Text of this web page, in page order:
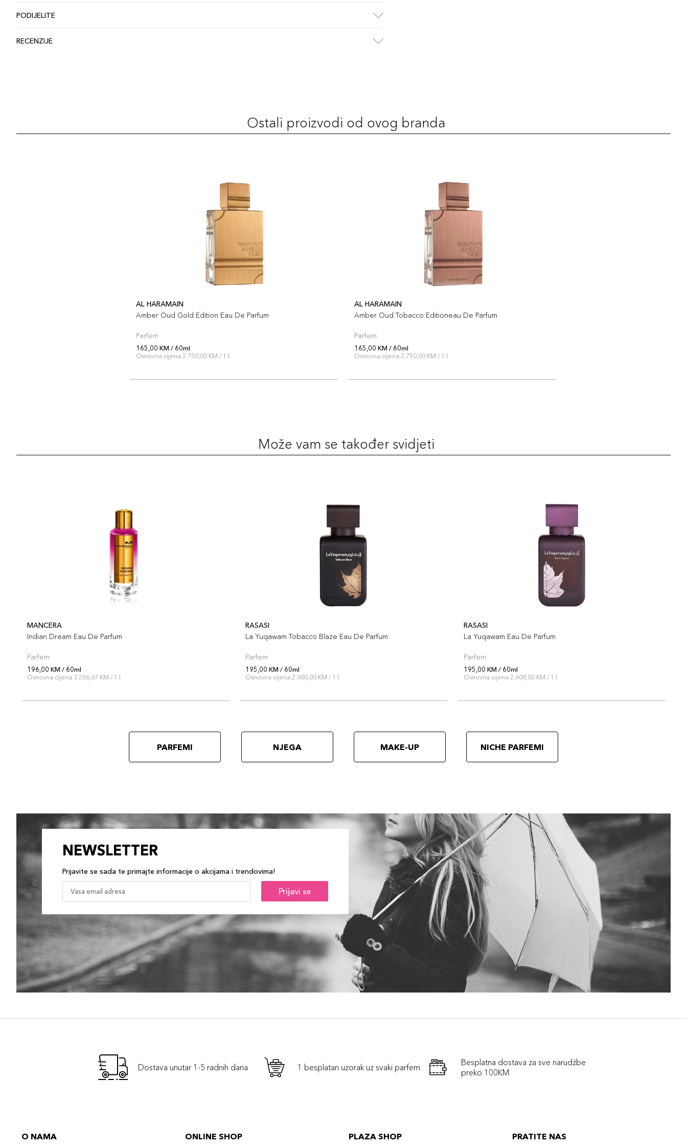
PODIJELITE
RECENZIJE
Ostali proizvodi od ovog branda
AL HARAMAIN
Amber Oud Gold Edition Eau De Parfum
Parfem
165,00 KM / 60ml
Osnovna cijena 2.750,00 KM / 1 l
AL HARAMAIN
Amber Oud Tobacco Editioneau De Parfum
Parfem
165,00 KM / 60ml
Osnovna cijena 2.750,00 KM / 1 l
Može vam se također svidjeti
MANCERA
Indian Dream Eau De Parfum
Parfem
196,00 KM / 60ml
Osnovna cijena 3.266,67 KM / 1 l
RASASI
La Yuqawam Tobacco Blaze Eau De Parfum
Parfem
195,00 KM / 60ml
Osnovna cijena 2.600,00 KM / 1 l
RASASI
La Yuqawam Eau De Parfum
Parfem
195,00 KM / 60ml
Osnovna cijena 2.600,00 KM / 1 l
PARFEMI NJEGA MAKE-UP NICHE PARFEMI
NEWSLETTER
Prijavite se sada te primajte informacije o akcijama i trendovima!
Prijavi se
Dostava unutar 1-5 radnih dana 1 besplatan uzorak uz svaki parfem
Besplatna dostava za sve narudźbe
preko 100KM
O NAMA ONLINE SHOP PLAZA SHOP PRATITE NAS